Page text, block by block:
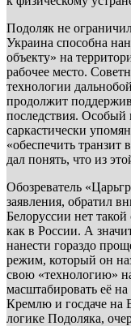
Подоляк не
Украина способна
объекту» на
рабочее место.
технологии
продолжит
последствия.
саркастически
«обеспечить
дал понять, что из
Обозреватель
заявления, обратил
Белоруссии нет
как в России. А
нанести гораздо
режим, который он
свою «технологию»
масштабировать её
Кремлю и госдаче на
логике Подоляка,